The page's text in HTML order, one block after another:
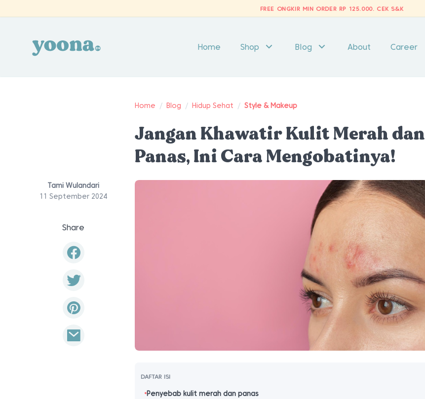
FREE ONGKIR MIN ORDER RP 125.000. CEK S&K
Home Shop Blog About Career
Home / Blog / Hidup Sehat / Style & Makeup
Jangan Khawatir Kulit Merah dan
Panas, Ini Cara Mengobatinya!
Tami Wulandari
11 September 2024
Share
DAFTAR ISI
Penyebab kulit merah dan panas